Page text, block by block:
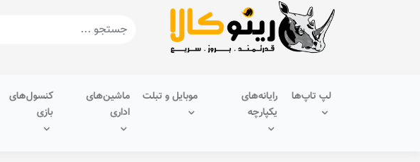
لپ تاپ‌ها
رایانه‌های
یکپارچه
موبایل و تبلت
ماشین‌های
اداری
کنسول‌های
بازی